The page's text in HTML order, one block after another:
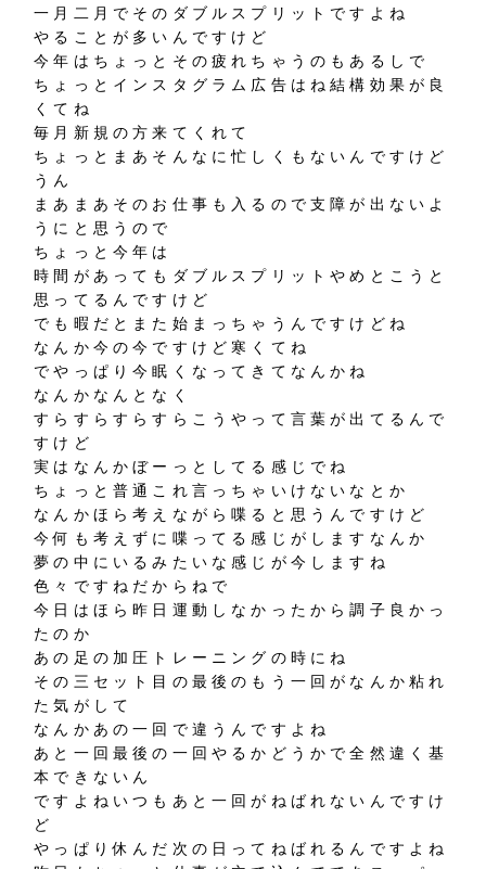
一月二月でそのダブルスプリットですよね
やることが多いんですけど
今年はちょっとその疲れちゃうのもあるしで
ちょっとインスタグラム広告はね結構効果が良
くてね
毎月新規の方来てくれて
ちょっとまあそんなに忙しくもないんですけど
うん
まあまあそのお仕事も入るので支障が出ないよ
うにと思うので
ちょっと今年は
時間があってもダブルスプリットやめとこうと
思ってるんですけど
でも暇だとまた始まっちゃうんですけどね
なんか今の今ですけど寒くてね
でやっぱり今眠くなってきてなんかね
なんかなんとなく
すらすらすらすらこうやって言葉が出てるんで
すけど
実はなんかぼーっとしてる感じでね
ちょっと普通これ言っちゃいけないなとか
なんかほら考えながら喋ると思うんですけど
今何も考えずに喋ってる感じがしますなんか
夢の中にいるみたいな感じが今しますね
色々ですねだからねで
今日はほら昨日運動しなかったから調子良かっ
たのか
あの足の加圧トレーニングの時にね
その三セット目の最後のもう一回がなんか粘れ
た気がして
なんかあの一回で違うんですよね
あと一回最後の一回やるかどうかで全然違く基
本できないん
ですよねいつもあと一回がねばれないんですけ
ど
やっぱり休んだ次の日ってねばれるんですよね